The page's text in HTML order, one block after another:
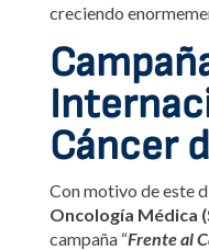
creciendo
Cáncer
Con motivo de este
Oncología Médica
campaña “Frente al